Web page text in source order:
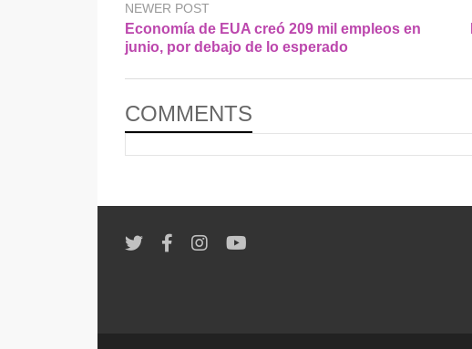
NEWER POST
Economía de EUA creó 209 mil empleos en
junio, por debajo de lo esperado
COMMENTS